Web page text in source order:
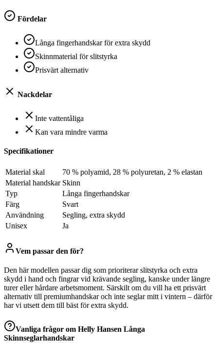
Fördelar
Långa fingerhandskar för extra skydd
Skinnmaterial för slitstyrka
Prisvärt alternativ
Nackdelar
Inte vattentåliga
Kan vara mindre varma
Specifikationer
Material skal
70 % polyamid, 28 % polyuretan, 2 % elastan
Material handskar Skinn
Typ
Långa fingerhandskar
Färg
Svart
Användning
Segling, extra skydd
Unisex
Ja
Vem passar den för?
Den här modellen passar dig som prioriterar slitstyrka och extra
skydd i hand och fingrar vid krävande segling, kanske under längre
turer eller hårdare arbetsmoment. Särskilt om du vill ha ett prisvärt
alternativ till premiumhandskar och inte seglar mitt i vintern – därför
har vi utsett dem till bäst för extra skydd.
Vanliga frågor om Helly Hansen Långa
Skinnseglarhandskar